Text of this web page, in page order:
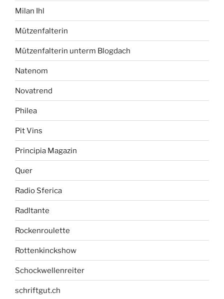
Milan Ihl
Mützenfalterin
Mützenfalterin unterm Blogdach
Natenom
Novatrend
Philea
Pit Vins
Principia Magazin
Quer
Radio Sferica
Radltante
Rockenroulette
Rottenkinckshow
Schockwellenreiter
schriftgut.ch